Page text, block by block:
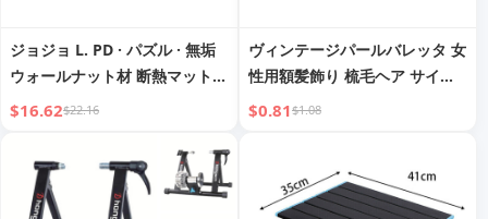
ジョジョ L. PD · パズル · 無垢
ウォールナット材 断熱マット
コースター | パズル
$16.62$22.16
ヴィンテージパールバレッタ 女
性用額髪飾り 梳毛ヘア サイド
クリップ 2023年新作 プリンセ
$0.81$1.08